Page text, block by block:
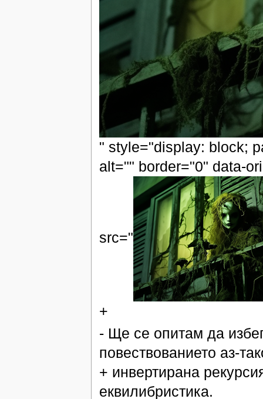
" style="display: block;
alt="" border="0" data-
src="
+
- Ще се опитам да
повествованието аз-
+ инвертирана
еквилибристика.